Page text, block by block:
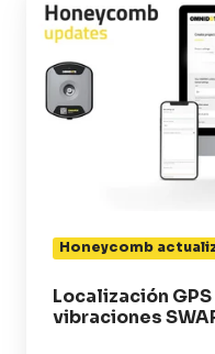
GPS
medidor
de
Honeycomb
Localización
vibraciones